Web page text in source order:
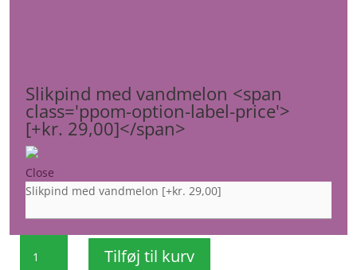
Slikpind med vandmelon <span
class='ppom-option-label-price'>
[+kr. 29,00]</span>
Close
Slikpind med vandmelon [+kr. 29,00]
Blomsterbuket
luftig
Tilføj til kurv